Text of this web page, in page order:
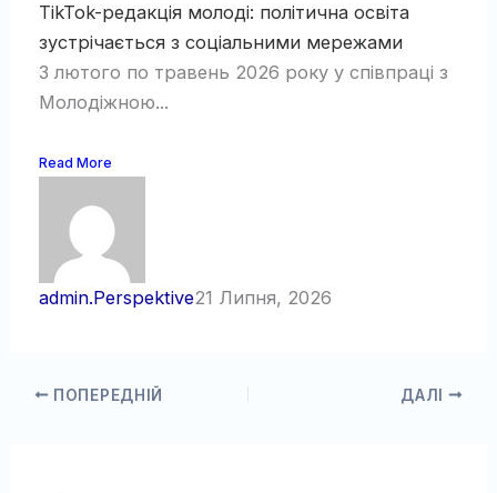
TikTok-редакція молоді: політична освіта
зустрічається з соціальними мережами
З лютого по травень 2026 року у співпраці з
Молодіжною...
Read More
admin.Perspektive21 Липня, 2026
ПОПЕРЕДНІЙ ДАЛІ